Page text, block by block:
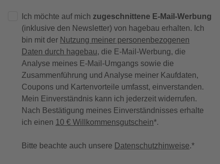
Ich möchte auf mich zugeschnittene E-Mail-Werbung
(inklusive den Newsletter) von hagebau erhalten. Ich
bin mit der Nutzung meiner personenbezogenen
Daten durch hagebau, die E-Mail-Werbung, die
Analyse meines E-Mail-Umgangs sowie die
Zusammenführung und Analyse meiner Kaufdaten,
Coupons und Kartenvorteile umfasst, einverstanden.
Mein Einverständnis kann ich jederzeit widerrufen.
Nach Bestätigung meines Einverständnisses erhalte
ich einen 10 € Willkommensgutschein*.
Bitte beachte auch unsere Datenschutzhinweise.